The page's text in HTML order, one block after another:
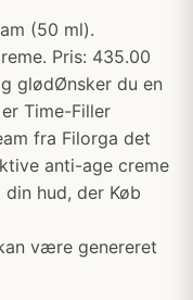
(50 ml).
Pris: 435.00
glødØnsker du en
Time-Filler
fra Filorga det
anti-age creme
hud, der Køb
være genereret